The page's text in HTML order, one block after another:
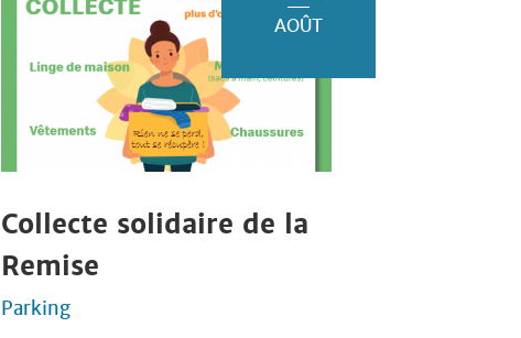
AOÛT
Collecte solidaire de la
Remise
Parking